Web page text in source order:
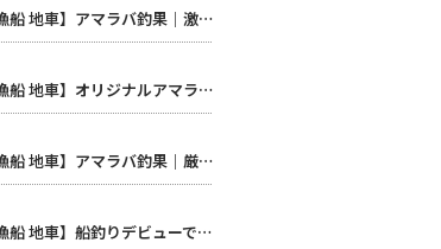
【遊漁船 地車】アマラバ釣果｜激渋の中で価値ある一匹！初めての48cm白甘鯛に笑顔
【遊漁船 地車】オリジナルアマラバロッドがついに完成！8月1日より販売開始
【遊漁船 地車】アマラバ釣果｜厳しい一日…49.5cmの良型白甘鯛をキャッチ
【遊漁船 地車】船釣りデビューで47cm！初めてのアマラバで大興奮の一日